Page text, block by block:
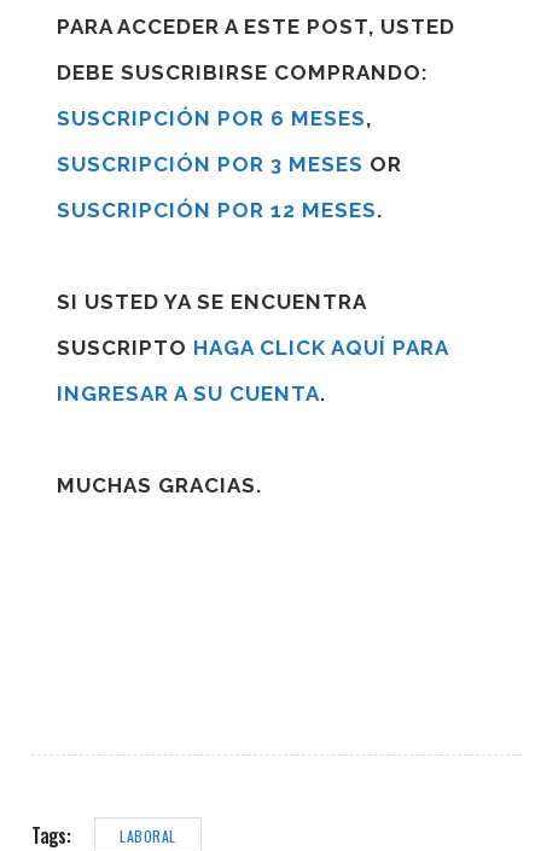
PARA ACCEDER A ESTE POST, USTED
DEBE SUSCRIBIRSE COMPRANDO:
SUSCRIPCIÓN POR 6 MESES,
SUSCRIPCIÓN POR 3 MESES OR
SUSCRIPCIÓN POR 12 MESES.
SI USTED YA SE ENCUENTRA
SUSCRIPTO HAGA CLICK AQUÍ PARA
INGRESAR A SU CUENTA.
MUCHAS GRACIAS.
Tags: LABORAL